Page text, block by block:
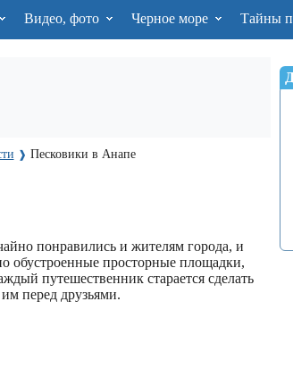
Видео, фото Черное море Тайны
❱ Песковики в Анапе
понравились и жителям города, и
обустроенные просторные площадки,
путешественник старается сделать
перед друзьями.